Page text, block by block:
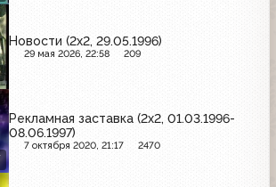
Новости (2x2, 29.05.1996)
29 мая 2026, 22:58 209
Рекламная заставка (2х2, 01.03.1996-
08.06.1997)
7 октября 2020, 21:17 2470